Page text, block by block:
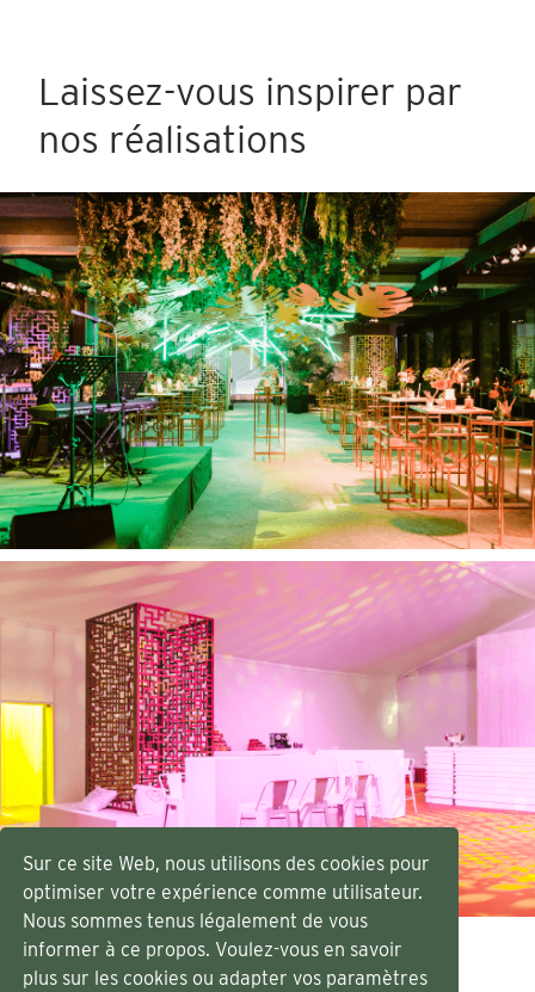
Sur ce site Web, nous utilisons des cookies pour
optimiser votre expérience comme utilisateur.
Nous sommes tenus légalement de vous
informer à ce propos. Voulez-vous en savoir
plus sur les cookies ou adapter vos paramètres
Laissez-vous inspirer par
nos réalisations